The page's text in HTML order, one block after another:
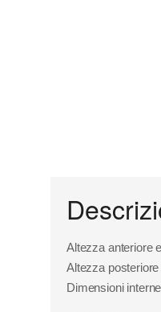
Altezza anteriore
Altezza
Dimensioni